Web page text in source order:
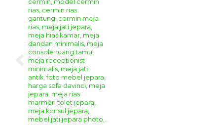
Meja Konsul Ukir Klasik Mewah
Anda bisa berbelanja online produk
tempat kami karena kami menyediakan berbagai jenis
mebel disini dengan harga terjangkau dibandingkan
dengan toko online mebel lain di Jepara dengan kualitas
yang bagus dan terjamin. Anda juga dapat memesan
furniture custom yang sesuai dengan kebutuhan rumah dan
selera anda di tempat kami. Segera hubungi
Kamiuntuk informasi dan pemesanan, serta dapatkan
semua produk mebel berkualitas hanya di
Furniture